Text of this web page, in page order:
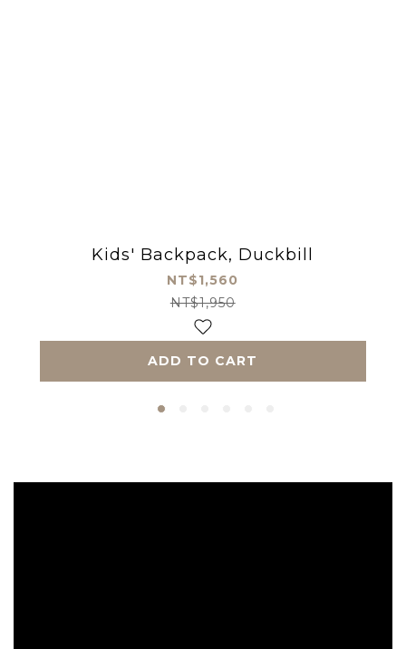
Kids' Backpack, Duckbill
NT$1,560
NT$1,950
ADD TO CART